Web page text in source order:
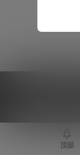
顶部